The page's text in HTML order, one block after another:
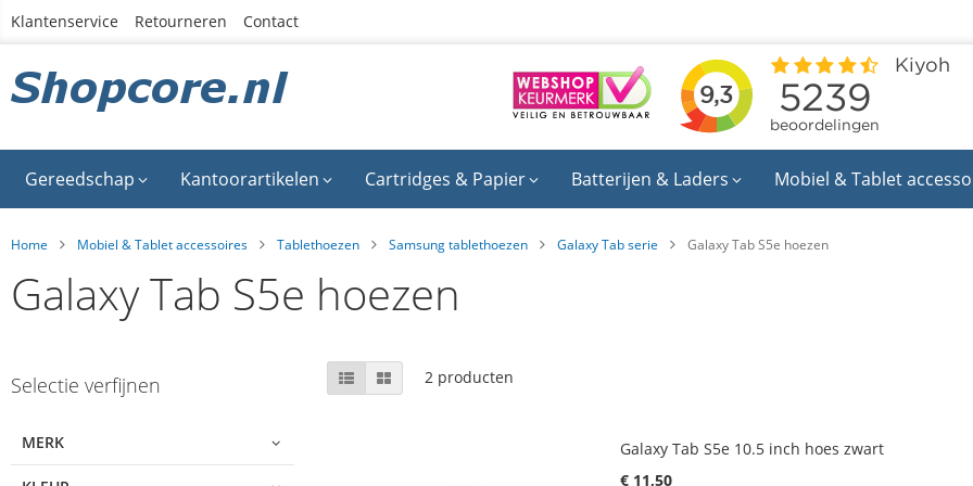
Ga
inhoud
Klantenservice Retourneren Contact
Gereedschap Kantoorartikelen Cartridges & Papier Batterijen & Laders Mobiel & Tablet
Home Mobiel & Tablet accessoires Tablethoezen Samsung tablethoezen Galaxy Tab serie Galaxy Tab S5e hoezen
Galaxy Tab S5e hoezen
to
list
Selectie verfijnen
MERK
Tonen
als
Lijst Foto-
tabel
2producten
Galaxy Tab S5e 10.5 inch hoes zwart
€ 11,50